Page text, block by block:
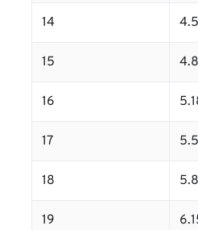
14
15
16
17
18
19